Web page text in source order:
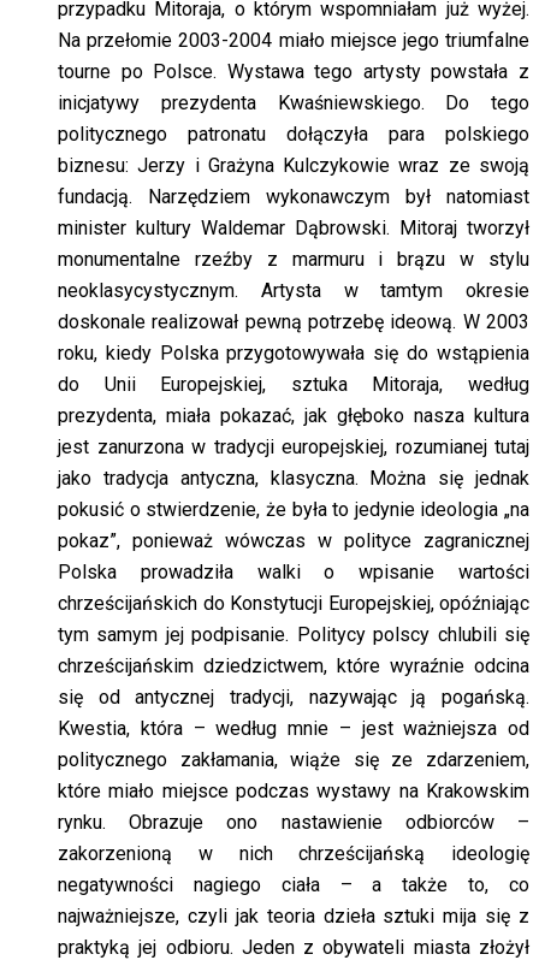
przypadku Mitoraja, o którym wspomniałam już wyżej.
Na przełomie 2003-2004 miało miejsce jego triumfalne
tourne po Polsce. Wystawa tego artysty powstała z
inicjatywy prezydenta Kwaśniewskiego. Do tego
politycznego patronatu dołączyła para polskiego
biznesu: Jerzy i Grażyna Kulczykowie wraz ze swoją
fundacją. Narzędziem wykonawczym był natomiast
minister kultury Waldemar Dąbrowski. Mitoraj tworzył
monumentalne rzeźby z marmuru i brązu w stylu
neoklasycystycznym. Artysta w tamtym okresie
doskonale realizował pewną potrzebę ideową. W 2003
roku, kiedy Polska przygotowywała się do wstąpienia
do Unii Europejskiej, sztuka Mitoraja, według
prezydenta, miała pokazać, jak głęboko nasza kultura
jest zanurzona w tradycji europejskiej, rozumianej tutaj
jako tradycja antyczna, klasyczna. Można się jednak
pokusić o stwierdzenie, że była to jedynie ideologia „na
pokaz”, ponieważ wówczas w polityce zagranicznej
Polska prowadziła walki o wpisanie wartości
chrześcijańskich do Konstytucji Europejskiej, opóźniając
tym samym jej podpisanie. Politycy polscy chlubili się
chrześcijańskim dziedzictwem, które wyraźnie odcina
się od antycznej tradycji, nazywając ją pogańską.
Kwestia, która – według mnie – jest ważniejsza od
politycznego zakłamania, wiąże się ze zdarzeniem,
które miało miejsce podczas wystawy na Krakowskim
rynku. Obrazuje ono nastawienie odbiorców –
zakorzenioną w nich chrześcijańską ideologię
negatywności nagiego ciała – a także to, co
najważniejsze, czyli jak teoria dzieła sztuki mija się z
praktyką jej odbioru. Jeden z obywateli miasta złożył